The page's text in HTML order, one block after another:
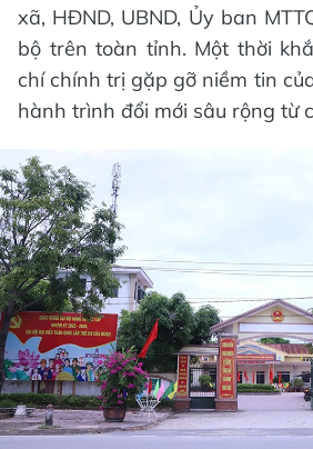
xã, HĐND, UBND, Ủy ban
bộ trên toàn tỉnh. Một thời
chí chính trị gặp gỡ niềm tin
hành trình đổi mới sâu rộng từ